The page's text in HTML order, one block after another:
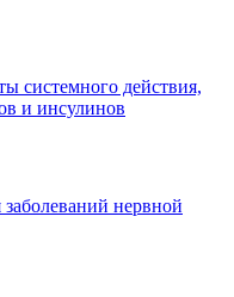
системного действия,
и инсулинов
нервной